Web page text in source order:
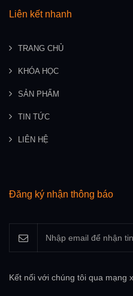
Liên kết nhanh
TRANG CHỦ
KHÓA HỌC
SẢN PHẨM
TIN TỨC
LIÊN HỆ
Đăng ký nhận thông báo
Kết nối với chúng tôi qua mạng